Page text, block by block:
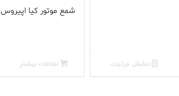
نمایش جزئیات
شمع موتور کیا اپیروس
اطلاعات بیشتر